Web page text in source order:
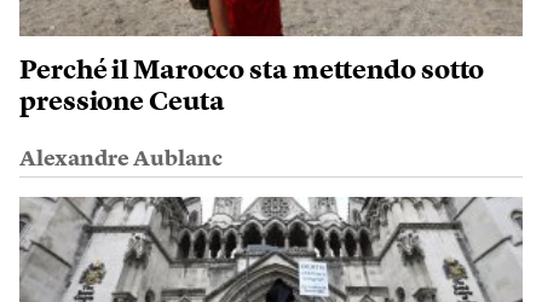
Perché il Marocco sta mettendo sotto
pressione Ceuta
Alexandre Aublanc